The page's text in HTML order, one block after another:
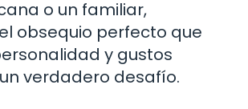
o un familiar,
obsequio perfecto que
y gustos
verdadero desafío.